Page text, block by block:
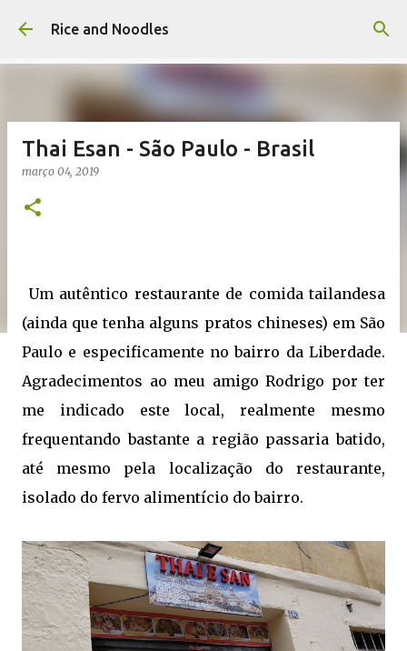
Pular para o conteúdo principal
Rice and Noodles
Thai Esan - São Paulo - Brasil
março 04, 2019
Um autêntico restaurante de comida tailandesa
(ainda que tenha alguns pratos chineses) em São
Paulo e especificamente no bairro da Liberdade.
Agradecimentos ao meu amigo Rodrigo por ter
me indicado este local, realmente mesmo
frequentando bastante a região passaria batido,
até mesmo pela localização do restaurante,
isolado do fervo alimentício do bairro.